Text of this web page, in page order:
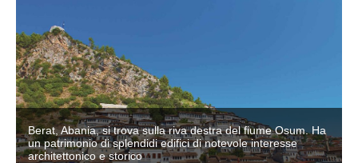
Berat, Abania, si trova sulla riva destra del fiume Osum. Ha
un patrimonio di splendidi edifici di notevole interesse
architettonico e storico